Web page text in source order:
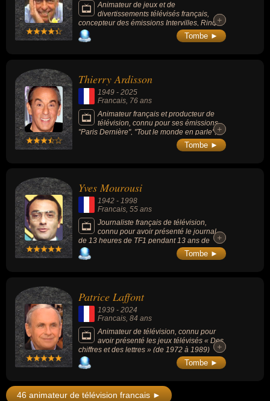
Animateur de jeux et de
divertissements télévisés français,
concepteur des émissions Intervilles, Ring
parade et la Classe, il a inventé et créé au
total plus de 50 émissions de radio et de
+
+
Tombe ►
Thierry Ardisson
1949 - 2025
Francais , 76 ans
Animateur français et producteur de
télévision, connu pour ses émissions
"Paris Dernière", "Tout le monde en parle",
"On a tout essayé", "Salut les Terriens !".
+
+
Tombe ►
Yves Mourousi
1942 - 1998
Francais, 55 ans
Journaliste français de télévision,
connu pour avoir présenté le journal
de 13 heures de TF1 pendant 13 ans de
1975 à 1988, célèbre pour son « Bonjour ! »
ou ses clins d'oeil à l'actualité à l'entame de
en France.
+
+
Tombe ►
Patrice Laffont
1939 - 2024
Francais , 84 ans
Animateur de télévision, connu pour
avoir présenté les jeux télévisés « Des
chiffres et des lettres » (de 1972 à 1989)
ainsi que « Fort Boyard » (de 1990 à 1999)
et « Pyramide » (de 1991 à 2001) sur
+
+
Tombe ►
46 animateur de télévision francais ►